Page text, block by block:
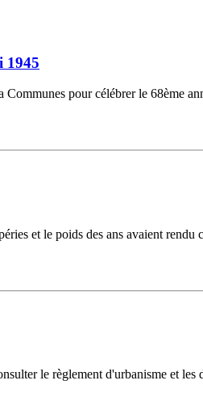
1945
pour célébrer le
et le poids des ans avaient
le règlement d'urbanisme et